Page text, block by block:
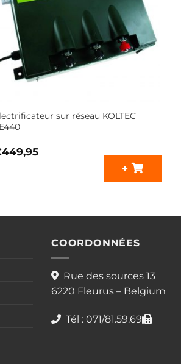
sur réseau KOLTEC
449,95
+
COORDONNÉES
Rue des sources 13
6220 Fleurus – Belgium
Tél : 071/81.59.69